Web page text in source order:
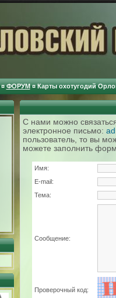
¤ ФОРУМ ¤ Карты охотугодий
С нами можно
электронное письмо:
пользователь, то вы
можете заполнить
Имя:
E-mail:
Тема:
Сообщение:
Проверочный код: